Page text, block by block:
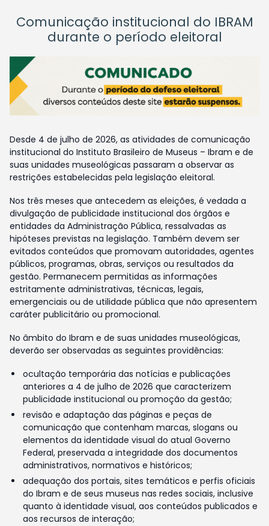
Comunicação institucional do IBRAM
durante o período eleitoral
Desde 4 de julho de 2026, as atividades de comunicação
institucional do Instituto Brasileiro de Museus – Ibram e de
suas unidades museológicas passaram a observar as
restrições estabelecidas pela legislação eleitoral.
Nos três meses que antecedem as eleições, é vedada a
divulgação de publicidade institucional dos órgãos e
entidades da Administração Pública, ressalvadas as
hipóteses previstas na legislação. Também devem ser
evitados conteúdos que promovam autoridades, agentes
públicos, programas, obras, serviços ou resultados da
gestão. Permanecem permitidas as informações
estritamente administrativas, técnicas, legais,
emergenciais ou de utilidade pública que não apresentem
caráter publicitário ou promocional.
No âmbito do Ibram e de suas unidades museológicas,
deverão ser observadas as seguintes providências:
ocultação temporária das notícias e publicações
anteriores a 4 de julho de 2026 que caracterizem
publicidade institucional ou promoção da gestão;
revisão e adaptação das páginas e peças de
comunicação que contenham marcas, slogans ou
elementos da identidade visual do atual Governo
Federal, preservada a integridade dos documentos
administrativos, normativos e históricos;
adequação dos portais, sites temáticos e perfis oficiais
do Ibram e de seus museus nas redes sociais, inclusive
quanto à identidade visual, aos conteúdos publicados e
aos recursos de interação;